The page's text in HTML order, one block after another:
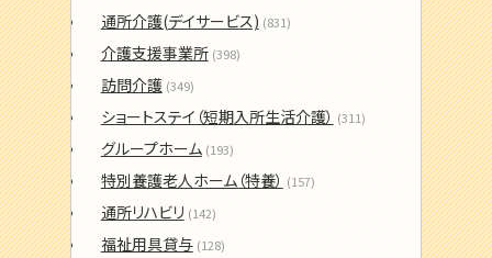
通所介護(デイサービス) (831)
介護支援事業所 (398)
訪問介護 (349)
ショートステイ（短期入所生活介護） (311)
グループホーム (193)
特別養護老人ホーム（特養） (157)
通所リハビリ (142)
福祉用具貸与 (128)